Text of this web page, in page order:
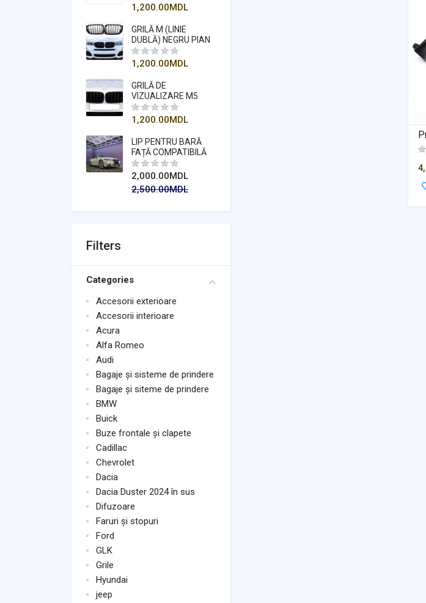
PENTRU X5-X6 F15
(2015-2018)
1,200.00MDL
GRILĂ M (LINIE
DUBLĂ) NEGRU PIAN
COMPATIBILĂ
PENTRU SERIA X3
F25 2014-2018
1,200.00MDL
GRILĂ DE
VIZUALIZARE M5
(RINCHI)
COMPATIBILĂ
PENTRU SERIA 5 F10
2011-2018
1,200.00MDL
LIP PENTRU BARĂ
FAȚĂ COMPATIBILĂ
PENTRU SERIA 5 F10
MT - NEGRU PIAN
2,000.00MDL
2,500.00MDL
Filters
Categories
Accesorii exterioare
Accesorii interioare
Acura
Alfa Romeo
Audi
Bagaje și sisteme de prindere
Bagaje și siteme de prindere
BMW
Buick
Buze frontale și clapete
Cadillac
Chevrolet
Dacia
Dacia Duster 2024 în sus
Difuzoare
Faruri și stopuri
Ford
GLK
Grile
Hyundai
jeep